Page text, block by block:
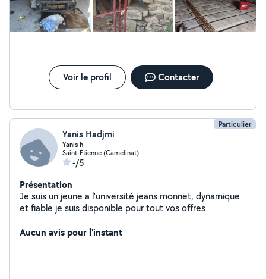
Voir le profil Contacter
Particulier
Yanis Hadjmi
Yanis h
Saint-Étienne (Camelinat)
-/5
Présentation
Je suis un jeune a l'université jeans monnet, dynamique
et fiable je suis disponible pour tout vos offres
Aucun avis pour l'instant